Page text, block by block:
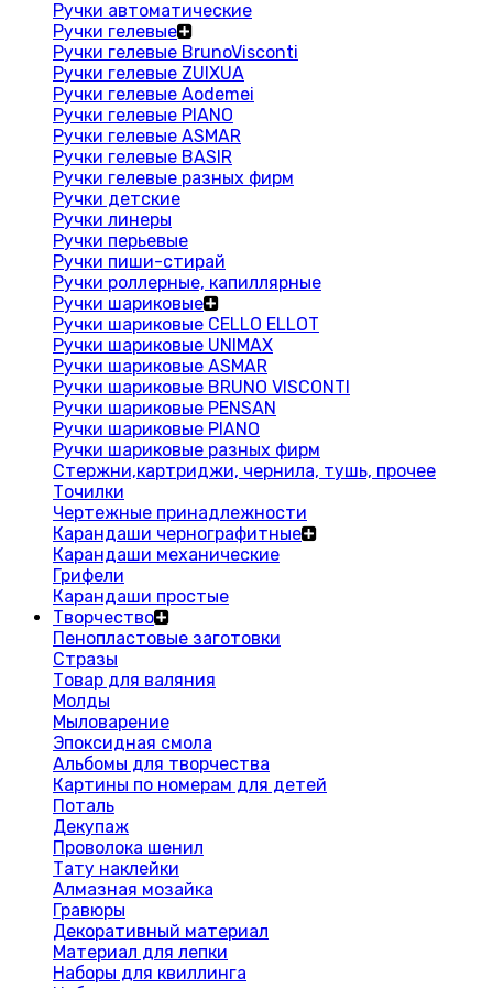
Ручки автоматические
Ручки гелевые
Ручки гелевые BrunoVisconti
Ручки гелевые ZUIXUA
Ручки гелевые Aodemei
Ручки гелевые PIANO
Ручки гелевые ASMAR
Ручки гелевые BASIR
Ручки гелевые разных фирм
Ручки детские
Ручки линеры
Ручки перьевые
Ручки пиши-стирай
Ручки роллерные, капиллярные
Ручки шариковые
Ручки шариковые CELLO ELLOT
Ручки шариковые UNIMAX
Ручки шариковые ASMAR
Ручки шариковые BRUNO VISCONTI
Ручки шариковые PENSAN
Ручки шариковые PIANO
Ручки шариковые разных фирм
Стержни,картриджи, чернила, тушь, прочее
Точилки
Чертежные принадлежности
Карандаши чернографитные
Карандаши механические
Грифели
Карандаши простые
Творчество
Пенопластовые заготовки
Стразы
Товар для валяния
Молды
Мыловарение
Эпоксидная смола
Альбомы для творчества
Картины по номерам для детей
Поталь
Декупаж
Проволока шенил
Тату наклейки
Алмазная мозайка
Гравюры
Декоративный материал
Материал для лепки
Наборы для квиллинга